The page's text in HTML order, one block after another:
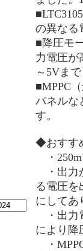
の異なる
■降圧モ
力電圧が
～5Vまで
■MPPC
パネルな
す。
◆おすす
・
・出力
る電圧を
にしてあ
・出力
により降
・